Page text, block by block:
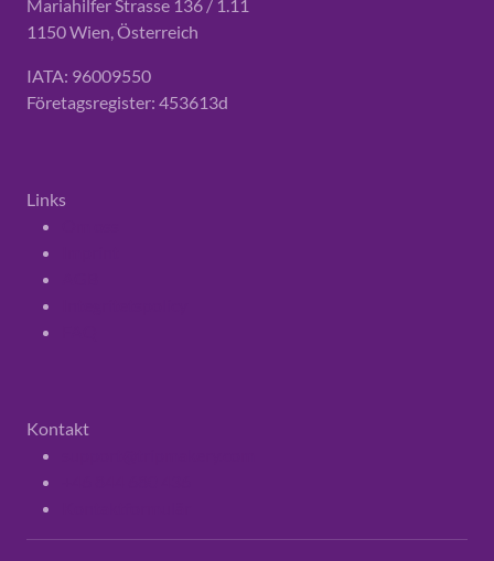
Mariahilfer Strasse 136 / 1.11
1150 Wien, Österreich
IATA: 96009550
Företagsregister: 453613d
Links
Kontakt